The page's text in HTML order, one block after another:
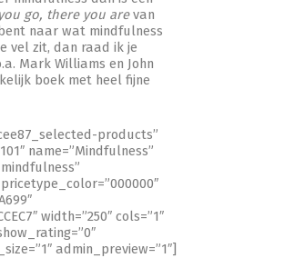
go, there you arevan
naar wat mindfulness
vel zit, dan raad ik je
Mark Williams en John
boek met heel fijne
products”
name=”Mindfulness”
width=”250″ cols=”1″
admin_preview=”1″]